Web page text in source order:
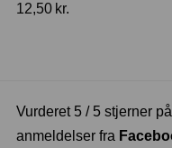
12,50 kr.
Vurderet 5 / 5 stjerner
anmeldelser fra